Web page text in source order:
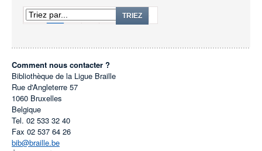
1 13
TRIEZ
Comment nous contacter ?
Bibliothèque de la Ligue Braille
Rue d'Angleterre 57
1060 Bruxelles
Belgique
Tel. 02 533 32 40
Fax 02 537 64 26
bib@braille.be